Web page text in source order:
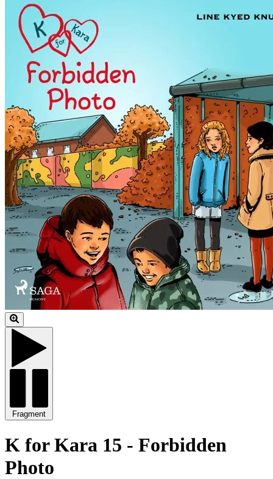
Fragment
K for Kara 15 - Forbidden
Photo